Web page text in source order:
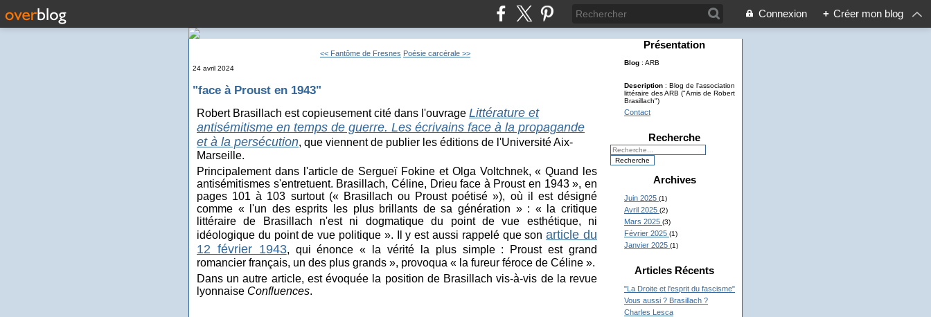
Connexion + Créer mon blog
<< Fantôme de Fresnes Poésie carcérale >>
24 avril 2024
"face à Proust en 1943"
Robert Brasillach est copieusement cité dans l'ouvrage Littérature et
antisémitisme en temps de guerre. Les écrivains face à la propagande
et à la persécution, que viennent de publier les éditions de l'Université Aix-
Marseille.
Principalement dans l'article de Sergueï Fokine et Olga Voltchnek, « Quand les
antisémitismes s'entretuent. Brasillach, Céline, Drieu face à Proust en 1943 », en
pages 101 à 103 surtout (« Brasillach ou Proust poétisé »), où il est désigné
comme « l'un des esprits les plus brillants de sa génération » : « la critique
littéraire de Brasillach n'est ni dogmatique du point de vue esthétique, ni
idéologique du point de vue politique ». Il y est aussi rappelé que sonarticle du
12 février 1943, qui énonce « la vérité la plus simple : Proust est grand
romancier français, un des plus grands », provoqua « la fureur féroce de Céline ».
Dans un autre article, est évoquée la position de Brasillach vis-à-vis de la revue
lyonnaise Confluences.
Présentation
Blog : ARB
Description : Blog de l'association
littéraire des ARB ("Amis de Robert
Brasillach")
Contact
Recherche
Archives
Juin 2025 (1)
Avril 2025 (2)
Mars 2025 (3)
Février 2025 (1)
Janvier 2025 (1)
Articles Récents
"La Droite et l'esprit du fascisme"
Vous aussi ? Brasillach ?
Charles Lesca